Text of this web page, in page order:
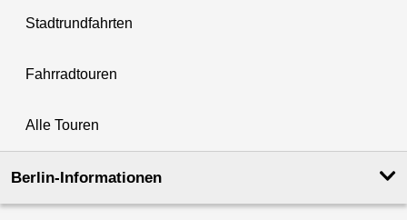
Stadtrundfahrten
Fahrradtouren
Alle Touren
Berlin-Informationen